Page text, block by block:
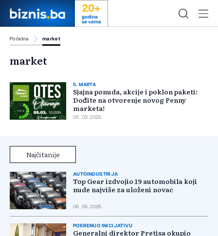
20+
godina
sa vama
Početna market
market
5. MARTA
Sjajna ponuda, akcije i poklon paketi:
Dođite na otvorenje novog Penny
marketa!
05. 03. 2025.
Najčitanije
AUTOINDUSTRIJA
Top Gear izdvojio 19 automobila koji
nude najviše za uloženi novac
06. 08. 2026.
POKRENUO INICIJATIVU
Generalni direktor Pretisa okupio